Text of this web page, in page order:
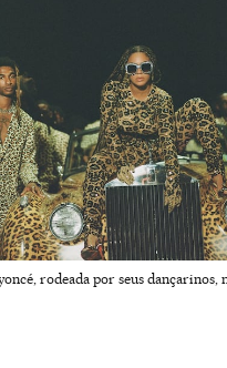
rodeada por seus dançarinos,